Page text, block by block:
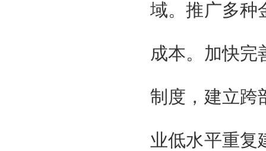
域。推广多种
成本。加快完
制度，建立跨
业低水平重复